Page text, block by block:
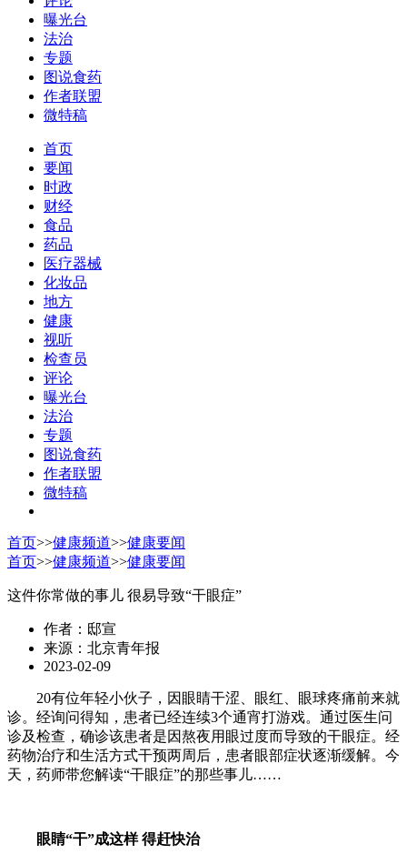
曝光台
法治
专题
图说食药
作者联盟
微特稿
首页
要闻
时政
财经
食品
药品
医疗器械
化妆品
地方
健康
视听
检查员
评论
曝光台
法治
专题
图说食药
作者联盟
微特稿
首页>>健康频道>>健康要闻
首页>>健康频道>>健康要闻
这件你常做的事儿 很易导致“干眼症”
作者：邸宣
来源：北京青年报
2023-02-09
20有位年轻小伙子，因眼睛干涩、眼红、眼球疼痛前来就
诊。经询问得知，患者已经连续3个通宵打游戏。通过医生问
诊及检查，确诊该患者是因熬夜用眼过度而导致的干眼症。经
药物治疗和生活方式干预两周后，患者眼部症状逐渐缓解。今
天，药师带您解读“干眼症”的那些事儿……
眼睛“干”成这样 得赶快治